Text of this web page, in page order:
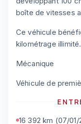
boîte de vitesses
Ce véhicule
kilométrage illimité.
Mécanique
Véhicule de
16 392 km (07/01/